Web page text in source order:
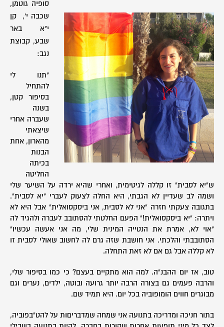
סופיה גוטמן,
שכבה י', קן
י"א באר
שבע, קבוצת
נגב:
"תנו לי
להתחיל
בסיפור קטן,
בשנה
שעברה אחרי
שיצאתי
מהארון, אחת
הבנות
בכיתה
החליטה
ש"יא לסבית" זו קללה לגיטימית, ואחרי שהיא ירדה על השיער שלי
ושמה לב שעדיין לא הגבתי, היא החלה לצעוק לעברי "יא לסבית".
בתגובה צעקתי חזרה "אני לא לסבית, אני ביסקסואלית" אבל היא לא
ויתרה: "יא ביסקסואלית!" הפעם החלטתי להסתובב לעברה ולהגיד לה
"אוי לא, אמרת את הנטייה המינית שלי, מה אני אעשה עכשיו"
הסתובבתי והלכתי. אני חושבת שזה גרם לה לחשוב שאולי לסבית זו
לא קללה אבל גם אם לא זאת התחלה.
טוב, אז יום ההבנ"ה. למה הוא מתקיים בעצם? כי כמו בסיפור שלי,
והרבה פעמים גם בצורה הרבה יותר גרועה ובוטה, ילדים, נערים וגם
מבוגרים חווים הומופוביה בכל יום. היא תמיד שם.
בתור חניכה ומדריכה בתנועה אני שמחה שמדבריםות על להט"בפוביה,